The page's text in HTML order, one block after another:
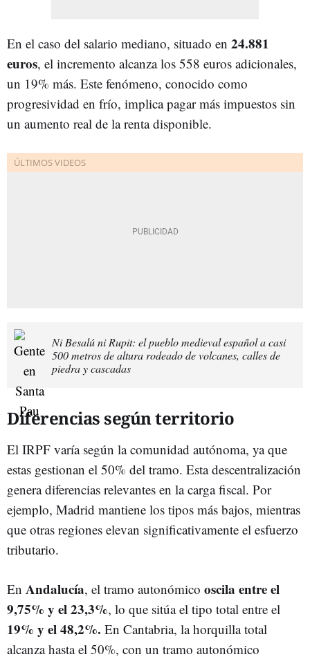
En el caso del salario mediano, situado en 24.881
euros, el incremento alcanza los 558 euros adicionales,
un 19% más. Este fenómeno, conocido como
progresividad en frío, implica pagar más impuestos sin
un aumento real de la renta disponible.
Ni Besalú ni Rupit: el pueblo medieval español a casi
500 metros de altura rodeado de volcanes, calles de
piedra y cascadas
Diferencias según territorio
El IRPF varía según la comunidad autónoma, ya que
estas gestionan el 50% del tramo. Esta descentralización
genera diferencias relevantes en la carga fiscal. Por
ejemplo, Madrid mantiene los tipos más bajos, mientras
que otras regiones elevan significativamente el esfuerzo
tributario.
En Andalucía, el tramo autonómico oscila entre el
9,75% y el 23,3%, lo que sitúa el tipo total entre el
19% y el 48,2%. En Cantabria, la horquilla total
alcanza hasta el 50%, con un tramo autonómico